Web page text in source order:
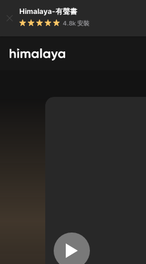
Himalaya-有聲書
4.8k 安裝